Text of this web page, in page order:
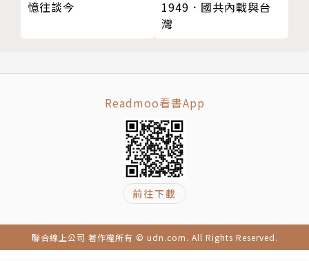
●文化輸出的專家，現代南韓的潮流神話
南韓文化產業的豐沛能量如何襲捲世界，戲劇、音樂、
從《冬季戀歌》到《魷魚遊戲》，風格類型多樣、劇情
優秀精彩，誰才是你心中的韓劇TOP 1？
Kpop將無數男團女團捧上世界的舞臺，當追星成為了
一種世界語言，卻似乎也帶來了容貌焦慮的隱憂。
連文學也興起韓流！申京淑憑著《請照顧我媽媽》成為
第一位奪下曼氏亞洲文學獎的韓國作家，過了五年，韓
江成為了獲得諾貝爾獎的第一位韓國作家和第一位亞洲
女性作家，更讓人期待未來韓國文學的發展。
憶往談今
1949．國共內戰與台
灣
Readmoo看書App
前往下載
聯合線上公司 著作權所有 © udn.com. All Rights Reserved.